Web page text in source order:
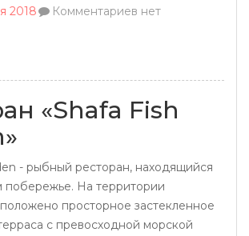
2018
Комментариев нет
«Shafa Fish
- рыбный ресторан, находящийся
побережье. На территории
просторное застекленное
с превосходной морской